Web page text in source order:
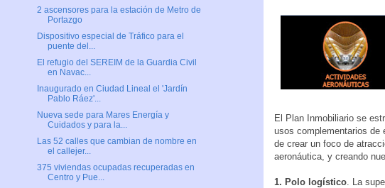
El Plan Inmobiliario se
usos complementarios de
de crear un foco de
aeronáutica, y creando
1. Polo logístico . La
2 ascensores para la estación de Metro de
Portazgo
Dispositivo especial de Tráfico para el
puente del...
El refugio del SEREIM de la Guardia Civil
en Navac...
Inaugurado en Ciudad Lineal el 'Jardín
Pablo Ráez'...
Nueva sede para Mares Energía y
Cuidados y para la...
Las 52 calles que cambian de nombre en
el callejer...
375 viviendas ocupadas recuperadas en
Centro y Pue...